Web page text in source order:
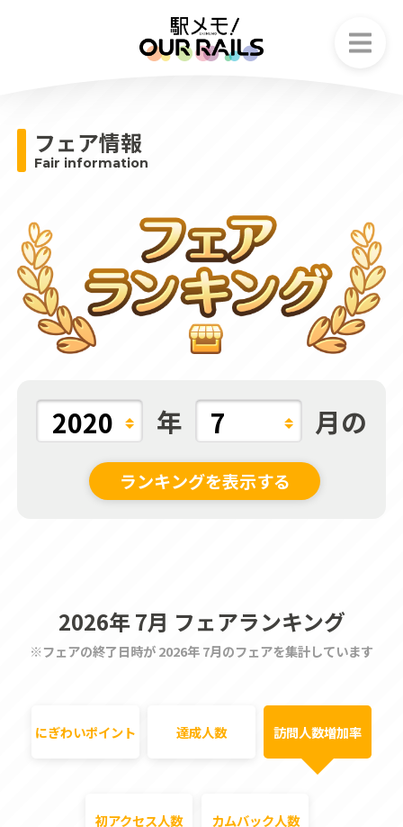
ストーリー
Story
ゲームシステム
Game system
フェア情報
Fair information
フェア情報
Fair information
年 月の
ランキングを表示する
2026年 7月 フェアランキング
※フェアの終了日時が 2026年 7月のフェアを集計しています
にぎわいポイント 達成人数 訪問人数増加率
初アクセス人数 カムバック人数